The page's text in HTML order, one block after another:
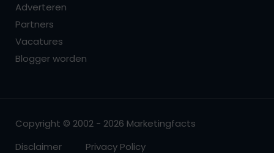
Adverteren
Partners
Vacatures
Blogger worden
Copyright © 2002 - 2026 Marketingfacts
Disclaimer
Privacy Policy